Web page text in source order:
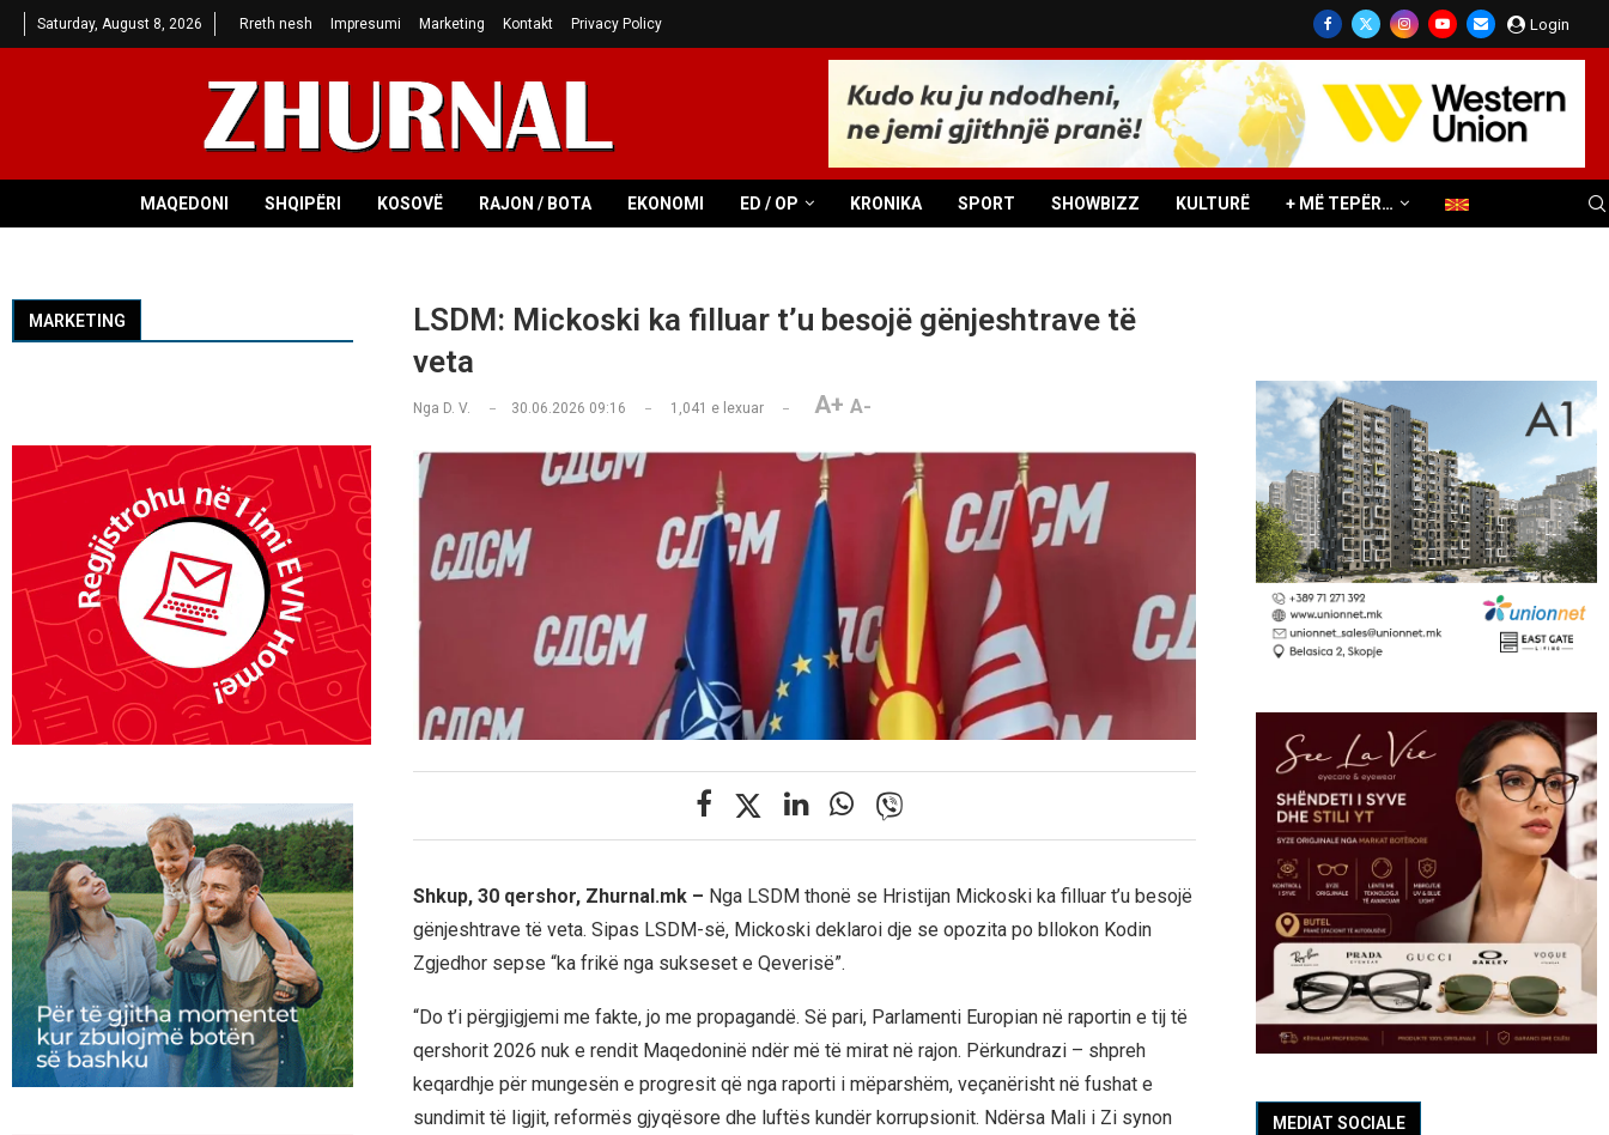
Saturday, August 8, 2026 Rreth nesh Impresumi Marketing Kontakt Privacy Policy Login
MAQEDONI SHQIPËRI KOSOVË RAJON / BOTA EKONOMI ED / OP KRONIKA SPORT SHOWBIZZ KULTURË + MË TEPËR…
LSDM: Mickoski ka filluar t’u besojë gënjeshtrave të
veta
Nga D. V. 30.06.2026 09:16 1,041 e lexuar A+ A-
Shkup, 30 qershor, Zhurnal.mk – Nga LSDM thonë se Hristijan Mickoski ka filluar t’u besojë
gënjeshtrave të veta. Sipas LSDM-së, Mickoski deklaroi dje se opozita po bllokon Kodin
Zgjedhor sepse “ka frikë nga sukseset e Qeverisë”.
“Do t’i përgjigjemi me fakte, jo me propagandë. Së pari, Parlamenti Europian në raportin e tij të
qershorit 2026 nuk e rendit Maqedoninë ndër më të mirat në rajon. Përkundrazi – shpreh
keqardhje për mungesën e progresit që nga raporti i mëparshëm, veçanërisht në fushat e
sundimit të ligjit, reformës gjyqësore dhe luftës kundër korrupsionit. Ndërsa Mali i Zi synon
MEDIAT SOCIALE
MARKETING